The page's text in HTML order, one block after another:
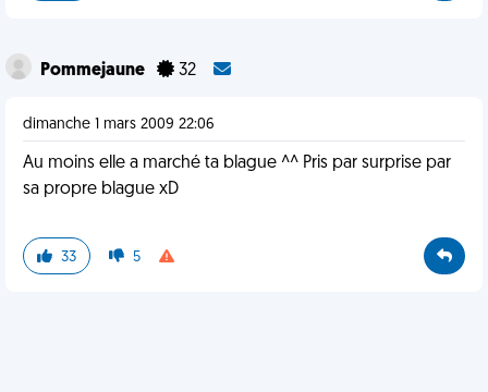
Pommejaune 32
dimanche 1 mars 2009 22:06
Au moins elle a marché ta blague ^^ Pris par surprise par
sa propre blague xD
33 5